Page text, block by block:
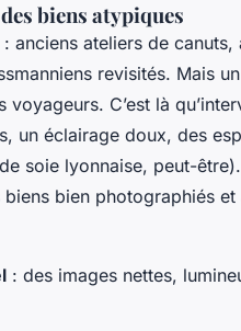
biens atypiques
anciens ateliers de
revisités. Mais
C’est là
un éclairage doux, des
soie lyonnaise, peut-
bien photographiés
: des images nettes,